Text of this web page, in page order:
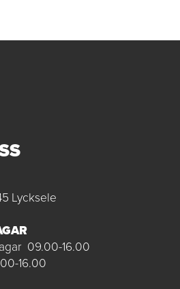
Lycksele
09.00-16.00
16.00